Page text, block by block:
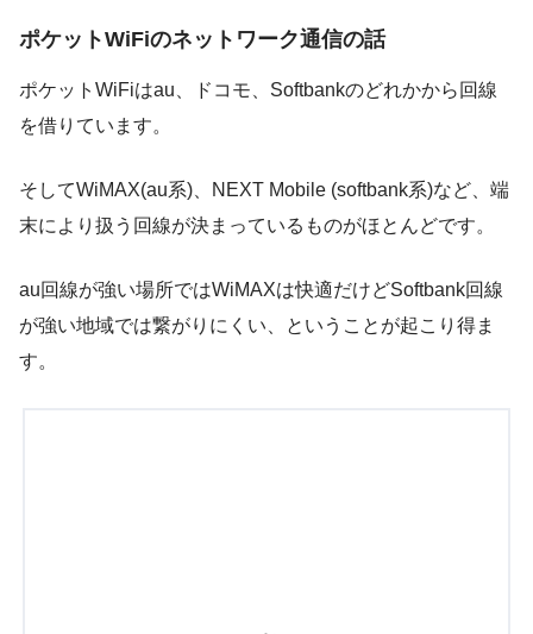
ポケットWiFiのネットワーク通信の話
ポケットWiFiはau、ドコモ、Softbankのどれかから回線
を借りています。
そしてWiMAX(au系)、NEXT Mobile (softbank系)など、端
末により扱う回線が決まっているものがほとんどです。
au回線が強い場所ではWiMAXは快適だけどSoftbank回線
が強い地域では繋がりにくい 、ということが起こり得ま
す。